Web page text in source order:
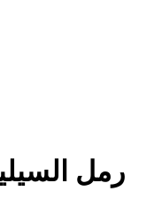
رمل